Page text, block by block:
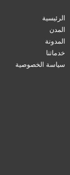
الرئيسية
المدن
المدونة
خدماتنا
سياسة الخصوصية